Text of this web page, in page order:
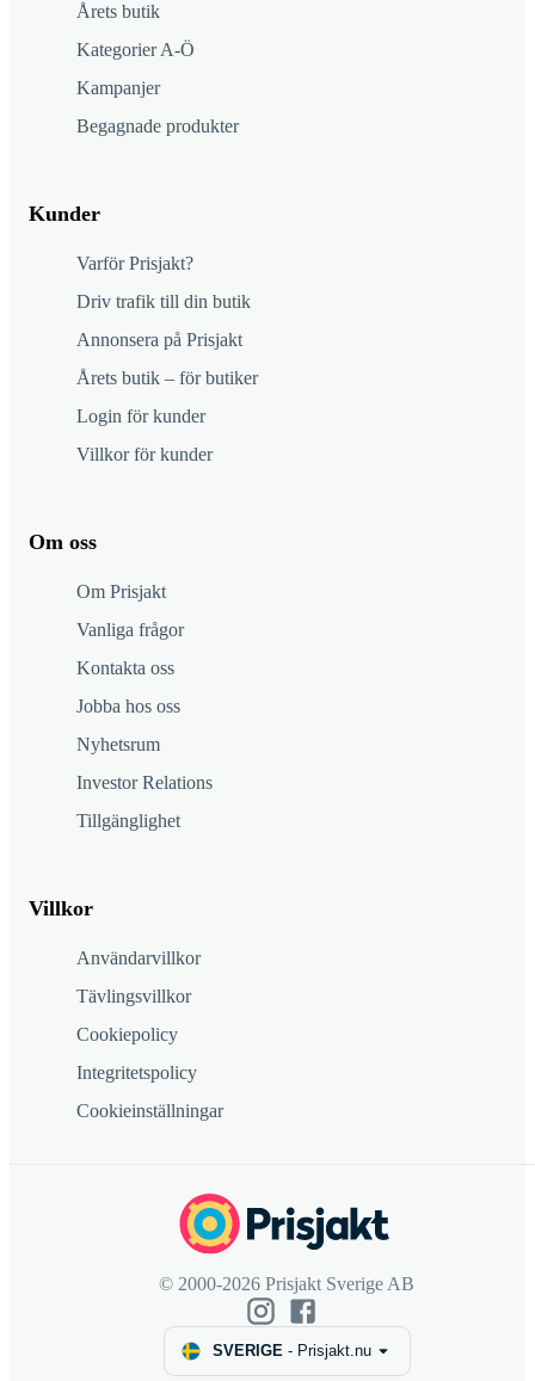
Årets butik
Kategorier A-Ö
Kampanjer
Begagnade produkter
Kunder
Varför Prisjakt?
Driv trafik till din butik
Annonsera på Prisjakt
Årets butik – för butiker
Login för kunder
Villkor för kunder
Om oss
Om Prisjakt
Vanliga frågor
Kontakta oss
Jobba hos oss
Nyhetsrum
Investor Relations
Tillgänglighet
Villkor
Användarvillkor
Tävlingsvillkor
Cookiepolicy
Integritetspolicy
Cookieinställningar
© 2000-2026 Prisjakt Sverige AB
SVERIGE- Prisjakt.nu